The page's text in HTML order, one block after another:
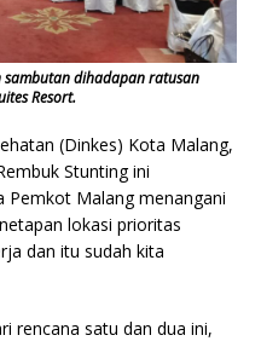
sambutan dihadapan ratusan
Resort.
(Dinkes) Kota Malang,
Stunting ini
Pemkot Malang menangani
lokasi prioritas
dan itu sudah kita
rencana satu dan dua ini,